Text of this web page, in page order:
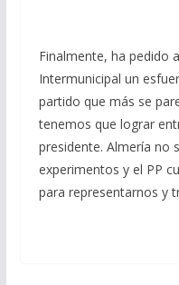
Finalmente, ha pedido
Intermunicipal un
partido que más se
tenemos que lograr
presidente. Almería no
experimentos y el PP
para representarnos y